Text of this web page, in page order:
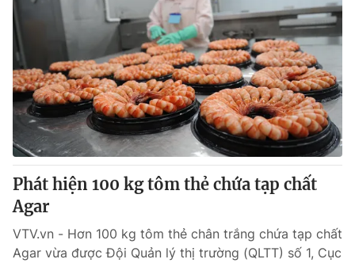
Phát hiện 100 kg tôm thẻ chứa tạp chất
Agar
VTV.vn - Hơn 100 kg tôm thẻ chân trắng chứa tạp chất
Agar vừa được Đội Quản lý thị trường (QLTT) số 1, Cục